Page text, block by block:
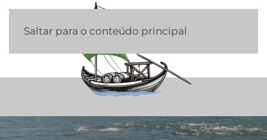
Saltar para o conteúdo principal